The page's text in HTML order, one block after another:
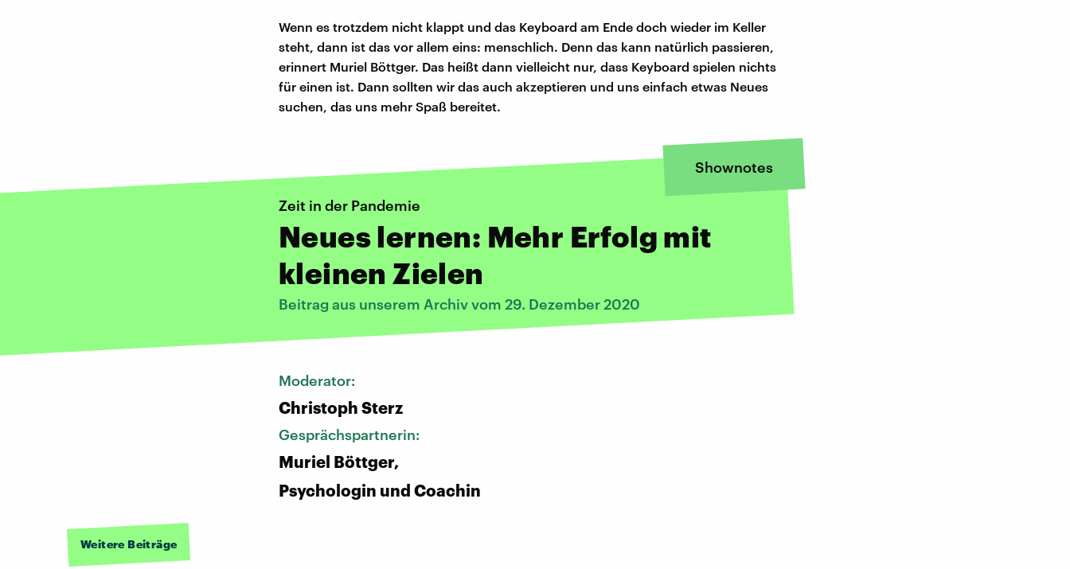
Wenn es trotzdem nicht klappt und das Keyboard am Ende doch wieder im Keller
steht, dann ist das vor allem eins: menschlich. Denn das kann natürlich passieren,
erinnert Muriel Böttger. Das heißt dann vielleicht nur, dass Keyboard spielen nichts
für einen ist. Dann sollten wir das auch akzeptieren und uns einfach etwas Neues
suchen, das uns mehr Spaß bereitet.
Shownotes
Zeit in der Pandemie
Neues lernen: Mehr Erfolg mit
kleinen Zielen
Beitrag aus unserem Archiv vom 29. Dezember 2020
Moderator:
Christoph Sterz
Gesprächspartnerin:
Muriel Böttger,
Psychologin und Coachin
Weitere Beiträge